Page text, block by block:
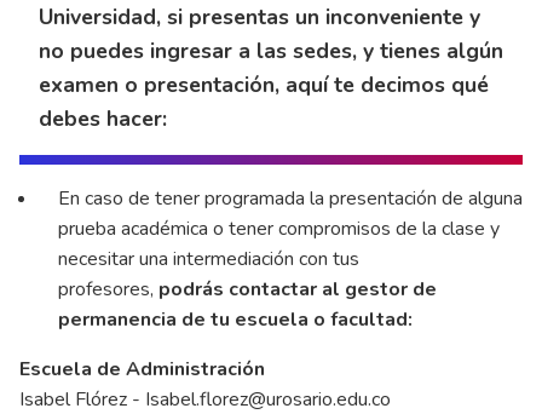
Universidad, si presentas un inconveniente y
no puedes ingresar a las sedes, y tienes algún
examen o presentación, aquí te decimos qué
debes hacer:
En caso de tener programada la presentación de alguna
prueba académica o tener compromisos de la clase y
necesitar una intermediación con tus
profesores, podrás contactar al gestor de
permanencia de tu escuela o facultad:
Escuela de Administración
Isabel Flórez - Isabel.florez@urosario.edu.co